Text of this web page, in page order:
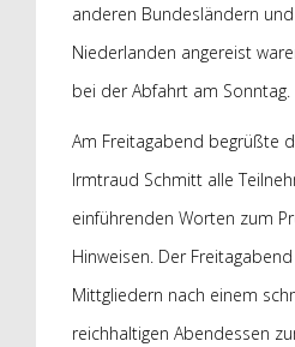
anderen Bundesländern
Niederlanden angereist
bei der Abfahrt am Sonntag.
Am Freitagabend begrüßte
Irmtraud Schmitt alle
einführenden Worten zum
Hinweisen. Der
Mittgliedern nach einem
reichhaltigen Abendessen